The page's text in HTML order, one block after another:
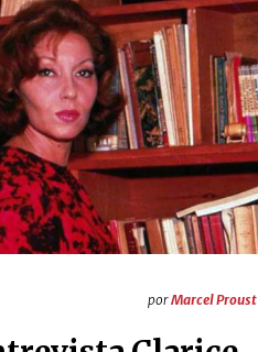
porMarcel Proust